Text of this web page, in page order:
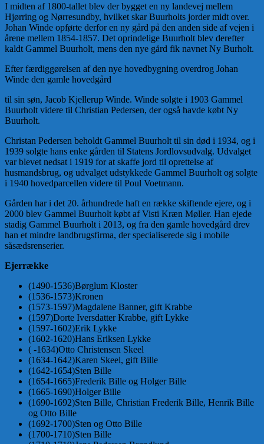
I midten af 1800-tallet blev der bygget en ny landevej mellem
Hjørring og Nørresundby, hvilket skar Buurholts jorder midt over.
Johan Winde opførte derfor en ny gård på den anden side af vejen i
årene mellem 1854-1857. Det oprindelige Buurholt blev derefter
kaldt Gammel Buurholt, mens den nye gård fik navnet Ny Burholt.
Efter færdiggørelsen af den nye hovedbygning overdrog Johan
Winde den gamle hovedgård
til sin søn, Jacob Kjellerup Winde. Winde solgte i 1903 Gammel
Buurholt videre til Christian Pedersen, der også havde købt Ny
Buurholt.
Christan Pedersen beholdt Gammel Buurholt til sin død i 1934, og i
1939 solgte hans enke gården til Statens Jordlovsudvalg. Udvalget
var blevet nedsat i 1919 for at skaffe jord til oprettelse af
husmandsbrug, og udvalget udstykkede Gammel Buurholt og solgte
i 1940 hovedparcellen videre til Poul Voetmann.
Gården har i det 20. århundrede haft en række skiftende ejere, og i
2000 blev Gammel Buurholt købt af Visti Kræn Møller. Han ejede
stadig Gammel Buurholt i 2013, og fra den gamle hovedgård drev
han et mindre landbrugsfirma, der specialiserede sig i mobile
såsædsrenserier.
Ejerrække
(1490-1536)Børglum Kloster
(1536-1573)Kronen
(1573-1597)Magdalene Banner, gift Krabbe
(1597)Dorte Iversdatter Krabbe, gift Lykke
(1597-1602)Erik Lykke
(1602-1620)Hans Eriksen Lykke
( -1634)Otto Christensen Skeel
(1634-1642)Karen Skeel, gift Bille
(1642-1654)Sten Bille
(1654-1665)Frederik Bille og Holger Bille
(1665-1690)Holger Bille
(1690-1692)Sten Bille, Christian Frederik Bille, Henrik Bille
og Otto Bille
(1692-1700)Sten og Otto Bille
(1700-1710)Sten Bille